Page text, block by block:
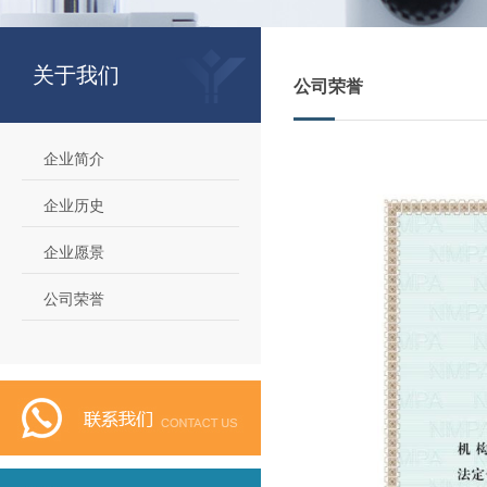
关于我们
企业简介
企业历史
企业愿景
公司荣誉
公司荣誉